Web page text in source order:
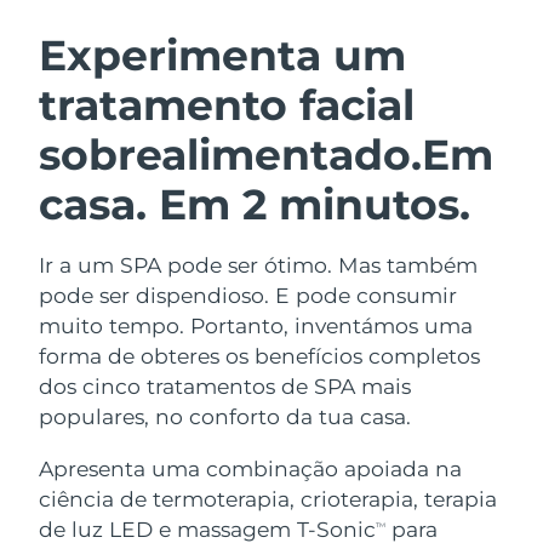
Experimenta um
tratamento facial
sobrealimentado.Em
casa. Em 2 minutos.
Ir a um SPA pode ser ótimo. Mas também
pode ser dispendioso. E pode consumir
muito tempo. Portanto, inventámos uma
forma de obteres os benefícios completos
dos cinco tratamentos de SPA mais
populares, no conforto da tua casa.
Apresenta uma combinação apoiada na
ciência de termoterapia, crioterapia, terapia
de luz LED e massagem T-SonicTM
para
Limpeza facial
LUNA™ 4 kit
Anti-aging massage
LUNA™ 4 Plus
Massage, LED heating
LUNA™ 4 Men
For men, anti-aging massage
Lifting facial
BEAR™ 2 kit
Microcurrent toning
BEAR™ 2 go
Microcurrent toning on-the-go
BEAR™ 2 eyes & lips
Microcurrent line smoothing device
Hidratação
UFO™ 3 kit
Deep facial hydration
Near-infrared and red light therapy
device
Cuidado oral
issa™ 4
Hybrid silicone sonic toothbrush
issa™ 4 plus
Smart hybrid silicone sonic toothbrush
TRATAMENTO ANTIENVELHECIMENTO
FAQ™
Antienvelhecimento Tratamentos LED
Áustria
Barein Entrega prevista
Bélgica Entrega prevista9/8/26
Bermudas Entrega prevista15/8/26
Bósnia e
Herzegovina
Entrega prevista 12/8/26
Brunei Entrega prevista14/8/26
Bulgária
Canadá Entrega prevista13/8/26
Chile Entrega prevista